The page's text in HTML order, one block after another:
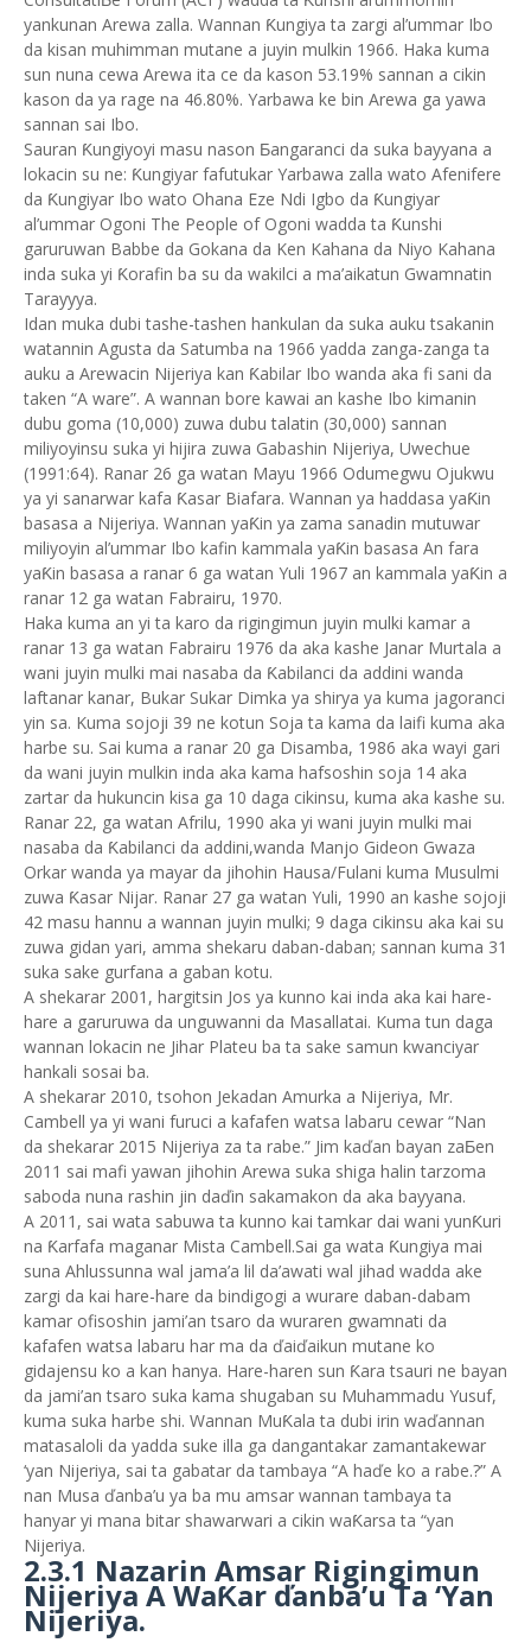
yankunan Arewa zalla. Wannan Ƙungiya ta zargi al’ummar Ibo
da kisan muhimman mutane a juyin mulkin 1966. Haka kuma
sun nuna cewa Arewa ita ce da kason 53.19% sannan a cikin
kason da ya rage na 46.80%. Yarbawa ke bin Arewa ga yawa
sannan sai Ibo.
Sauran Ƙungiyoyi masu nason Ƃangaranci da suka bayyana a
lokacin su ne: Ƙungiyar fafutukar Yarbawa zalla wato Afenifere
da Ƙungiyar Ibo wato Ohana Eze Ndi Igbo da Ƙungiyar
al’ummar Ogoni The People of Ogoni wadda ta Ƙunshi
garuruwan Babbe da Gokana da Ken Kahana da Niyo Kahana
inda suka yi Ƙorafin ba su da wakilci a ma’aikatun Gwamnatin
Tarayyya.
Idan muka dubi tashe-tashen hankulan da suka auku tsakanin
watannin Agusta da Satumba na 1966 yadda zanga-zanga ta
auku a Arewacin Nijeriya kan Ƙabilar Ibo wanda aka fi sani da
taken “A ware”. A wannan bore kawai an kashe Ibo kimanin
dubu goma (10,000) zuwa dubu talatin (30,000) sannan
miliyoyinsu suka yi hijira zuwa Gabashin Nijeriya, Uwechue
(1991:64). Ranar 26 ga watan Mayu 1966 Odumegwu Ojukwu
ya yi sanarwar kafa Ƙasar Biafara. Wannan ya haddasa yaƘin
basasa a Nijeriya. Wannan yaƘin ya zama sanadin mutuwar
miliyoyin al’ummar Ibo kafin kammala yaƘin basasa An fara
yaƘin basasa a ranar 6 ga watan Yuli 1967 an kammala yaƘin a
ranar 12 ga watan Fabrairu, 1970.
Haka kuma an yi ta karo da rigingimun juyin mulki kamar a
ranar 13 ga watan Fabrairu 1976 da aka kashe Janar Murtala a
wani juyin mulki mai nasaba da Ƙabilanci da addini wanda
laftanar kanar, Bukar Sukar Dimka ya shirya ya kuma jagoranci
yin sa. Kuma sojoji 39 ne kotun Soja ta kama da laifi kuma aka
harbe su. Sai kuma a ranar 20 ga Disamba, 1986 aka wayi gari
da wani juyin mulkin inda aka kama hafsoshin soja 14 aka
zartar da hukuncin kisa ga 10 daga cikinsu, kuma aka kashe su.
Ranar 22, ga watan Afrilu, 1990 aka yi wani juyin mulki mai
nasaba da Ƙabilanci da addini,wanda Manjo Gideon Gwaza
Orkar wanda ya mayar da jihohin Hausa/Fulani kuma Musulmi
zuwa Ƙasar Nijar. Ranar 27 ga watan Yuli, 1990 an kashe sojoji
42 masu hannu a wannan juyin mulki; 9 daga cikinsu aka kai su
zuwa gidan yari, amma shekaru daban-daban; sannan kuma 31
suka sake gurfana a gaban kotu.
A shekarar 2001, hargitsin Jos ya kunno kai inda aka kai hare-
hare a garuruwa da unguwanni da Masallatai. Kuma tun daga
wannan lokacin ne Jihar Plateu ba ta sake samun kwanciyar
hankali sosai ba.
A shekarar 2010, tsohon Jekadan Amurka a Nijeriya, Mr.
Cambell ya yi wani furuci a kafafen watsa labaru cewar “Nan
da shekarar 2015 Nijeriya za ta rabe.” Jim kaďan bayan zaƂen
2011 sai mafi yawan jihohin Arewa suka shiga halin tarzoma
saboda nuna rashin jin daďin sakamakon da aka bayyana.
A 2011, sai wata sabuwa ta kunno kai tamkar dai wani yunƘuri
na Ƙarfafa maganar Mista Cambell.Sai ga wata Ƙungiya mai
suna Ahlussunna wal jama’a lil da’awati wal jihad wadda ake
zargi da kai hare-hare da bindigogi a wurare daban-dabam
kamar ofisoshin jami’an tsaro da wuraren gwamnati da
kafafen watsa labaru har ma da ďaiďaikun mutane ko
gidajensu ko a kan hanya. Hare-haren sun Ƙara tsauri ne bayan
da jami’an tsaro suka kama shugaban su Muhammadu Yusuf,
kuma suka harbe shi. Wannan MuƘala ta dubi irin waďannan
matasaloli da yadda suke illa ga dangantakar zamantakewar
‘yan Nijeriya, sai ta gabatar da tambaya “A haďe ko a rabe.?” A
nan Musa ďanba’u ya ba mu amsar wannan tambaya ta
hanyar yi mana bitar shawarwari a cikin waƘarsa ta “yan
Nijeriya.
2.3.1 Nazarin Amsar Rigingimun
Nijeriya A WaƘar ďanba’u Ta ‘Yan
Nijeriya.